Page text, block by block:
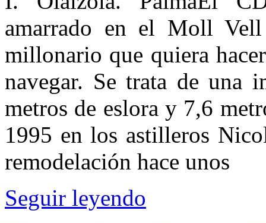
amarrado en el Moll
millonario que quiera
navegar. Se trata de una
metros de eslora y 7,6
1995 en los astilleros
remodelación hace unos
Seguir leyendo